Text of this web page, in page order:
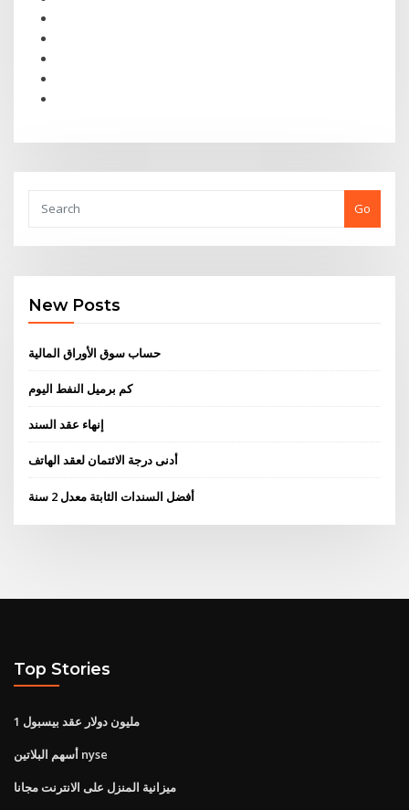
Go
New Posts
حساب سوق الأوراق المالية
كم برميل النفط اليوم
إنهاء عقد السند
أدنى درجة الائتمان لعقد الهاتف
أفضل السندات الثابتة معدل 2 سنة
Top Stories
1 مليون دولار عقد بيسبول
أسهم البلاتين nyse
ميزانية المنزل على الانترنت مجانا